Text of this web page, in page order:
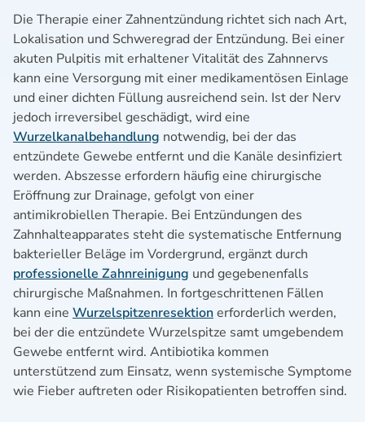
Die Therapie einer Zahnentzündung richtet sich nach Art,
Lokalisation und Schweregrad der Entzündung. Bei einer
akuten Pulpitis mit erhaltener Vitalität des Zahnnervs
kann eine Versorgung mit einer medikamentösen Einlage
und einer dichten Füllung ausreichend sein. Ist der Nerv
jedoch irreversibel geschädigt, wird eine
Wurzelkanalbehandlung notwendig, bei der das
entzündete Gewebe entfernt und die Kanäle desinfiziert
werden. Abszesse erfordern häufig eine chirurgische
Eröffnung zur Drainage, gefolgt von einer
antimikrobiellen Therapie. Bei Entzündungen des
Zahnhalteapparates steht die systematische Entfernung
bakterieller Beläge im Vordergrund, ergänzt durch
professionelle Zahnreinigung und gegebenenfalls
chirurgische Maßnahmen. In fortgeschrittenen Fällen
kann eine Wurzelspitzenresektionerforderlich werden,
bei der die entzündete Wurzelspitze samt umgebendem
Gewebe entfernt wird. Antibiotika kommen
unterstützend zum Einsatz, wenn systemische Symptome
wie Fieber auftreten oder Risikopatienten betroffen sind.